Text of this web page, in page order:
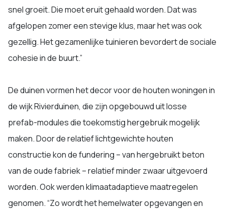
snel groeit. Die moet eruit gehaald worden. Dat was
afgelopen zomer een stevige klus, maar het was ook
gezellig. Het gezamenlijke tuinieren bevordert de sociale
cohesie in de buurt.”
De duinen vormen het decor voor de houten woningen in
de wijk Rivierduinen, die zijn opgebouwd uit losse
prefab-modules die toekomstig hergebruik mogelijk
maken. Door de relatief lichtgewichte houten
constructie kon de fundering – van hergebruikt beton
van de oude fabriek – relatief minder zwaar uitgevoerd
worden. Ook werden klimaatadaptieve maatregelen
genomen. “Zo wordt het hemelwater opgevangen en